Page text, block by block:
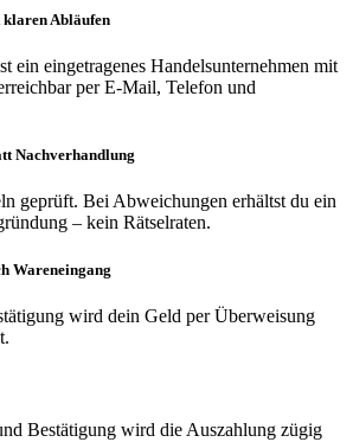
Abläufen
ein eingetragenes Handelsunternehmen mit
per E-Mail, Telefon und
Nachverhandlung
geprüft. Bei Abweichungen erhältst du ein
– kein Rätselraten.
Wareneingang
wird dein Geld per Überweisung
Bestätigung wird die Auszahlung zügig